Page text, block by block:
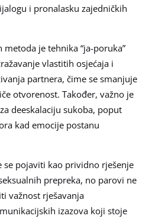
i pronalasku zajedničkih
metoda je tehnika “ja-poruka”
vlastitih osjećaja i
partnera, čime se smanjuje
otvorenost. Također, važno je
deeskalaciju sukoba, poput
kad emocije postanu
se pojaviti kao prividno rješenje
prepreka, no parovi ne
važnost rješavanja
izazova koji stoje